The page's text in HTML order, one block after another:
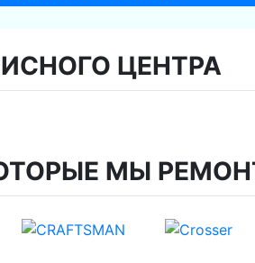
ЦЕНТРА
МЫ